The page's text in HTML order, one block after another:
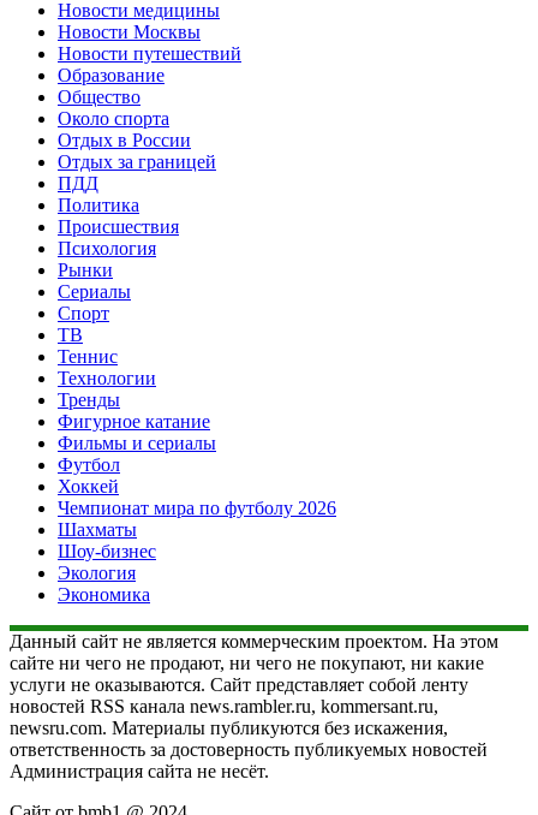
Новости медицины
Новости Москвы
Новости путешествий
Образование
Общество
Около спорта
Отдых в России
Отдых за границей
ПДД
Политика
Происшествия
Психология
Рынки
Сериалы
Спорт
ТВ
Теннис
Технологии
Тренды
Фигурное катание
Фильмы и сериалы
Футбол
Хоккей
Чемпионат мира по футболу 2026
Шахматы
Шоу-бизнес
Экология
Экономика
Данный сайт не является коммерческим проектом. На этом
сайте ни чего не продают, ни чего не покупают, ни какие
услуги не оказываются. Сайт представляет собой ленту
новостей RSS канала news.rambler.ru, kommersant.ru,
newsru.com. Материалы публикуются без искажения,
ответственность за достоверность публикуемых новостей
Администрация сайта не несёт.